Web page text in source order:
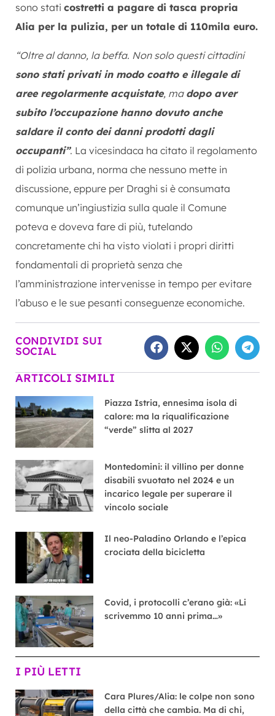
sono stati costretti a pagare di tasca propria
Alia per la pulizia, per un totale di 110mila euro.
“Oltre al danno, la beffa. Non solo questi cittadini
sono stati privati in modo coatto e illegale di
aree regolarmente acquistate, ma dopo aver
subito l’occupazione hanno dovuto anche
saldare il conto dei danni prodotti dagli
occupanti”. La vicesindaca ha citato il regolamento
di polizia urbana, norma che nessuno mette in
discussione, eppure per Draghi si è consumata
comunque un’ingiustizia sulla quale il Comune
poteva e doveva fare di più, tutelando
concretamente chi ha visto violati i propri diritti
fondamentali di proprietà senza che
l’amministrazione intervenisse in tempo per evitare
l’abuso e le sue pesanti conseguenze economiche.
CONDIVIDI SUI
SOCIAL
ARTICOLI SIMILI
Piazza Istria, ennesima isola di
calore: ma la riqualificazione
“verde” slitta al 2027
Montedomini: il villino per donne
disabili svuotato nel 2024 e un
incarico legale per superare il
vincolo sociale
Il neo-Paladino Orlando e l’epica
crociata della bicicletta
Covid, i protocolli c’erano già: «Li
scrivemmo 10 anni prima…»
I PIÙ LETTI
Cara Plures/Alia: le colpe non sono
della città che cambia. Ma di chi,